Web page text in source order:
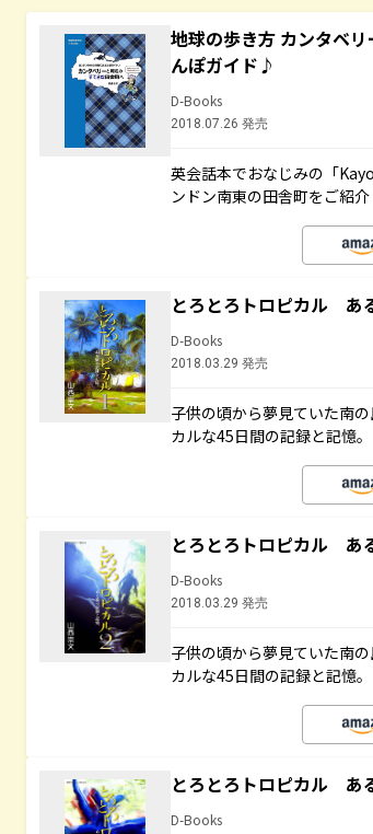
地球の歩き方 カンタベ
んぽガイド♪
D-Books
2018.07.26 発売
英会話本でおなじみの「
ンドン南東の田舎町をご紹介
とろとろトロピカル あ
D-Books
2018.03.29 発売
子供の頃から夢見ていた南
カルな45日間の記録と記憶。
とろとろトロピカル あ
D-Books
2018.03.29 発売
子供の頃から夢見ていた南
カルな45日間の記録と記憶。
とろとろトロピカル あ
D-Books